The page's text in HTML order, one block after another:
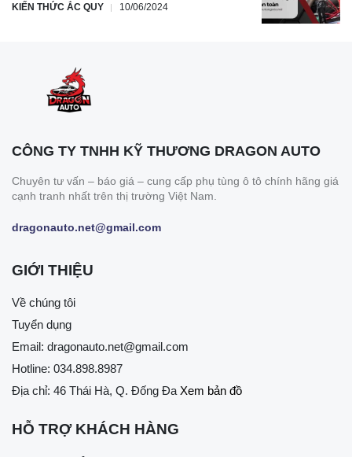
KIẾN THỨC ẮC QUY 10/06/2024
CÔNG TY TNHH KỸ THƯƠNG DRAGON AUTO
Chuyên tư vấn – báo giá – cung cấp phụ tùng ô tô chính hãng giá
cạnh tranh nhất trên thị trường Việt Nam.
dragonauto.net@gmail.com
GIỚI THIỆU
Về chúng tôi
Tuyển dụng
Email: dragonauto.net@gmail.com
Hotline: 034.898.8987
Địa chỉ: 46 Thái Hà, Q. Đống Đa Xem bản đồ
HỖ TRỢ KHÁCH HÀNG